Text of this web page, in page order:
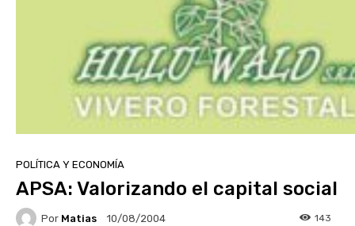
POLÍTICA Y ECONOMÍA
APSA: Valorizando el capital social
Por Matias 10/08/2004 143